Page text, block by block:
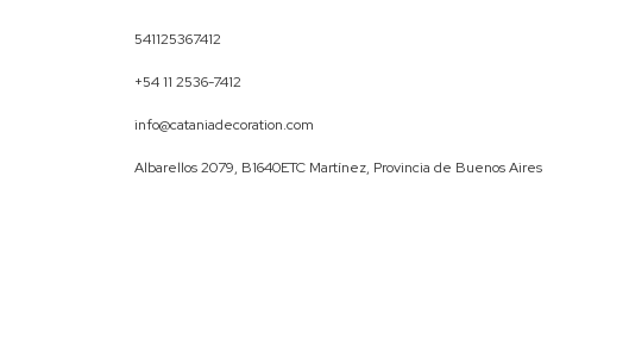
541125367412
+54 11 2536-7412
info@cataniadecoration.com
Albarellos 2079, B1640ETC Martínez, Provincia de Buenos Aires